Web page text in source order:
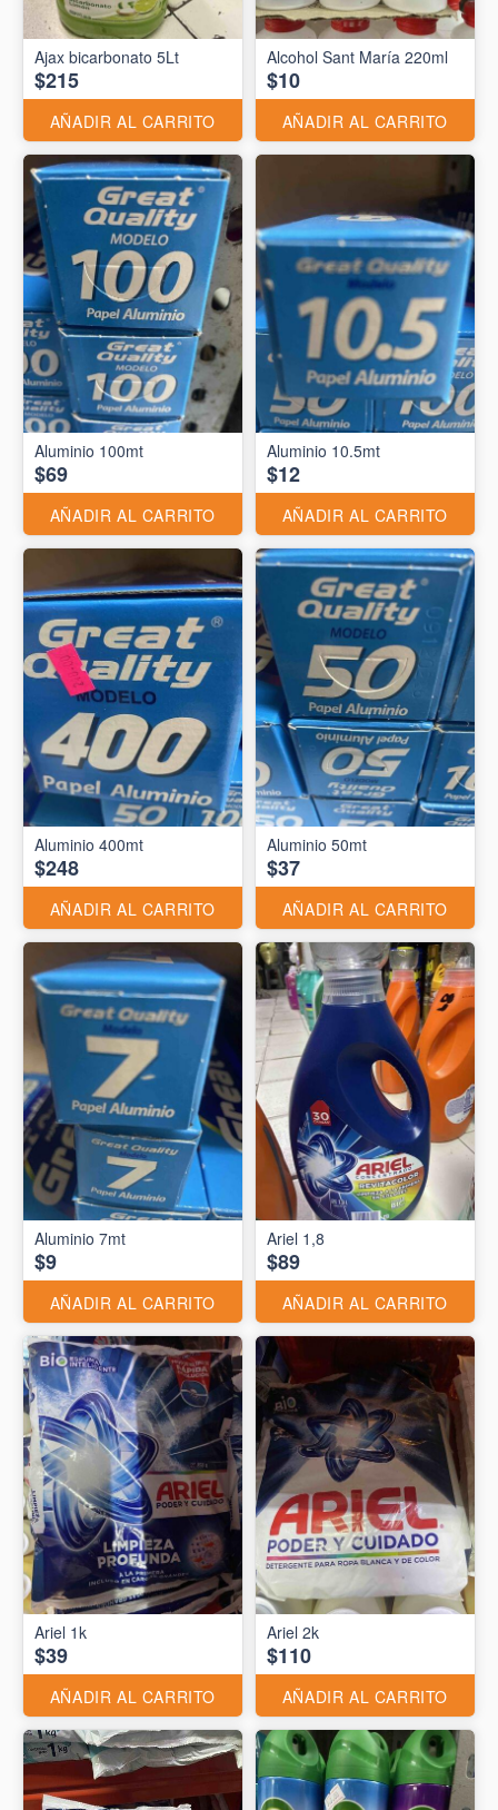
Ajax bicarbonato 5Lt
$215
AÑADIR AL CARRITO
Alcohol Sant María 220ml
$10
AÑADIR AL CARRITO
$69
AÑADIR AL CARRITO
Aluminio 10.5mt
$12
AÑADIR AL CARRITO
Aluminio 400mt
$248
AÑADIR AL CARRITO
Aluminio 50mt
$37
AÑADIR AL CARRITO
Aluminio 7mt
$9
AÑADIR AL CARRITO
Ariel 1,8
$89
AÑADIR AL CARRITO
Ariel 1k
$39
AÑADIR AL CARRITO
Ariel 2k
$110
AÑADIR AL CARRITO